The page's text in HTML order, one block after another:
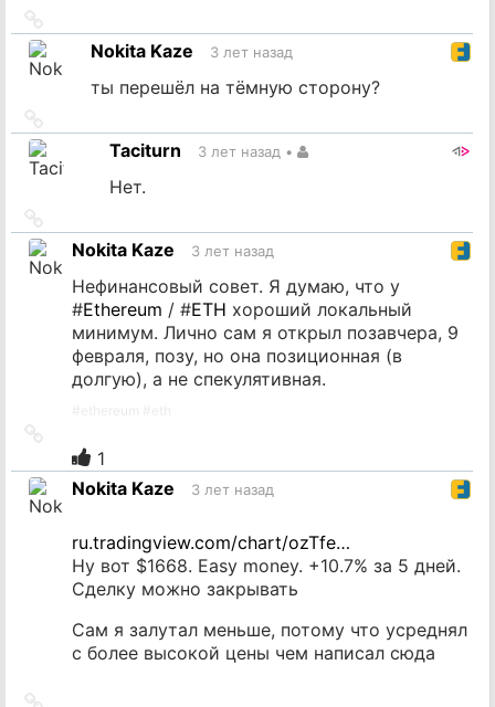
на
источникNokita Kaze 3 лет назад
ты перешёл на тёмную сторону?
на
источникTaciturn 3 лет назад •
Нет.
на
источник
Nokita Kaze 3 лет назад
Нефинансовый совет. Я думаю, что у
#Ethereum / #ETH хороший локальный
минимум. Лично сам я открыл позавчера, 9
февраля, позу, но она позиционная (в
долгую), а не спекулятивная.
источник
1
Nokita Kaze
3 лет назад
ru.tradingview.com/chart/ozTfe…
Ну вот $1668. Easy money. +10.7% за 5 дней.
Сделку можно закрывать
Сам я залутал меньше, потому что усреднял
с более высокой цены чем написал сюда